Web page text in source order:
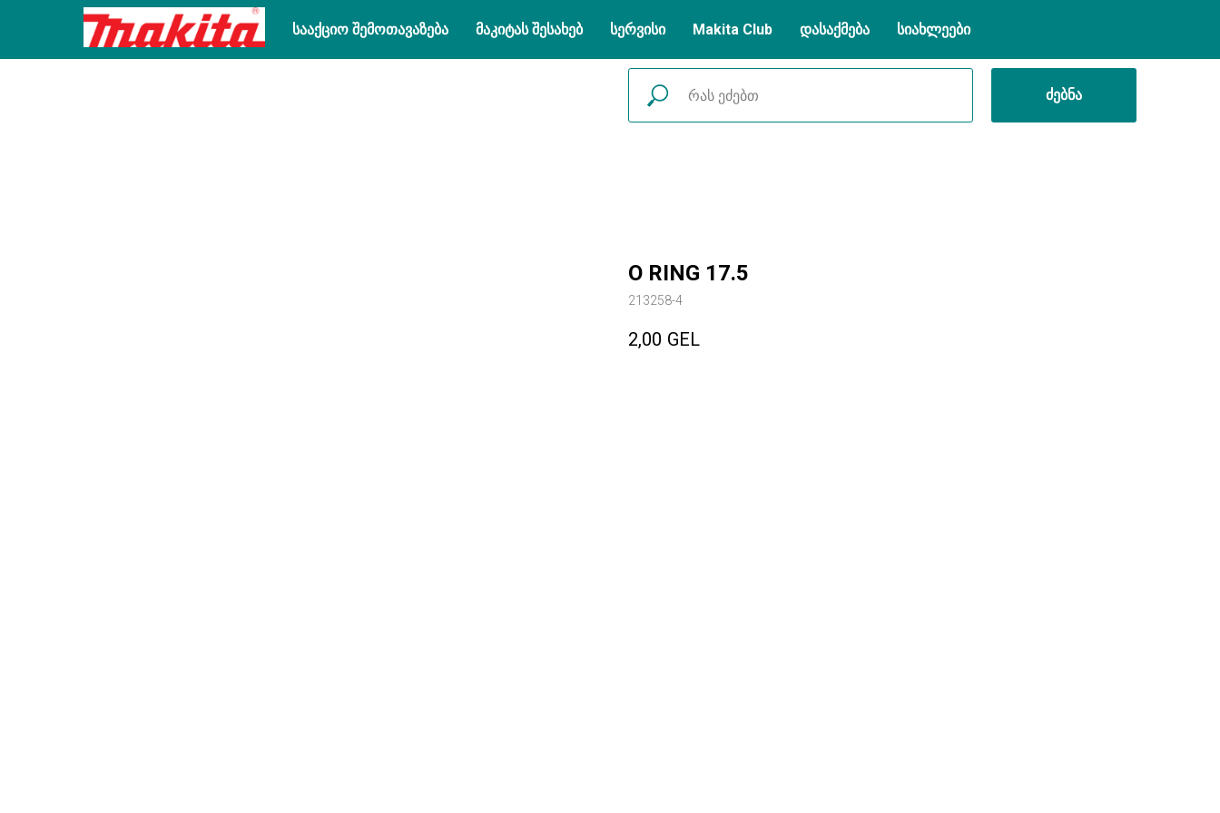
სააქციო შემოთავაზება მაკიტას შესახებ სერვისი Makita Club დასაქმება სიახლეები
ძებნა
O RING 17.5
213258-4
2,00 GEL